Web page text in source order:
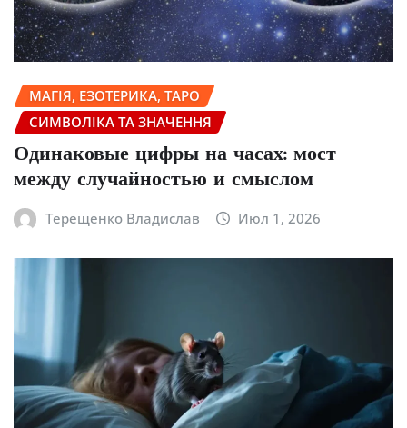
МАГІЯ, ЕЗОТЕРИКА, ТАРО
СИМВОЛІКА ТА ЗНАЧЕННЯ
Одинаковые цифры на часах: мост
между случайностью и смыслом
Терещенко Владислав Июл 1, 2026